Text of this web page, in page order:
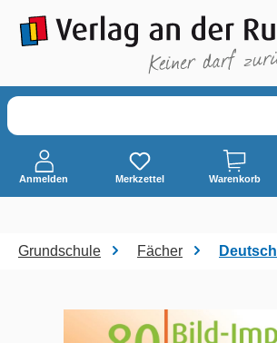
springen
Anmelden Merkzettel Warenkorb
Grundschule Fächer Deutsch